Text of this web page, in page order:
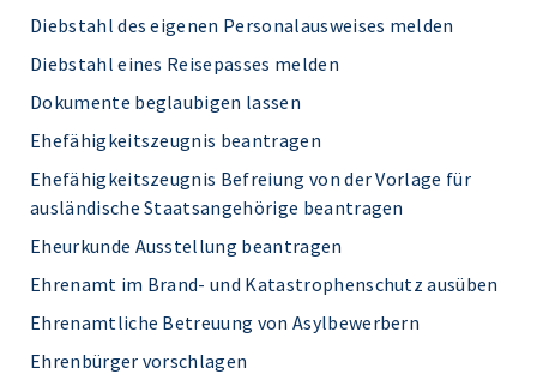
Diebstahl des eigenen Personalausweises melden
Diebstahl eines Reisepasses melden
Dokumente beglaubigen lassen
Ehefähigkeitszeugnis beantragen
Ehefähigkeitszeugnis Befreiung von der Vorlage für
ausländische Staatsangehörige beantragen
Eheurkunde Ausstellung beantragen
Ehrenamt im Brand- und Katastrophenschutz ausüben
Ehrenamtliche Betreuung von Asylbewerbern
Ehrenbürger vorschlagen